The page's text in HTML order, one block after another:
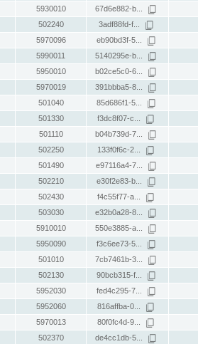
5930010 67d6e882-b...
502240 3adf88fd-f...
5970096 eb90bd3f-5...
5990011 5140295e-b...
5950010 b02ce5c0-6...
5970019 391bbba5-8...
501040 85d686f1-5...
501330 f3dc8f07-c...
501110 b04b739d-7...
502250 133f0f6c-2...
501490 e97116a4-7...
502210 e30f2e83-b...
502430 f4c55f77-a...
503030 e32b0a28-8...
5910010 550e3885-a...
5950090 f3c6ee73-5...
501010 7cb7461b-3...
502130 90bcb315-f...
5952030 fed4c295-7...
5952060 816affba-0...
5970013 80f0fc4d-9...
502370 de4cc1db-5...